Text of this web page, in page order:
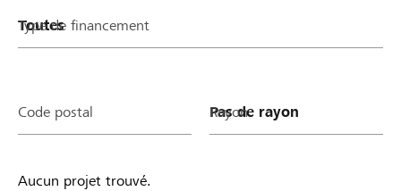
Type de financement
Code postal Rayon
Aucun projet trouvé.